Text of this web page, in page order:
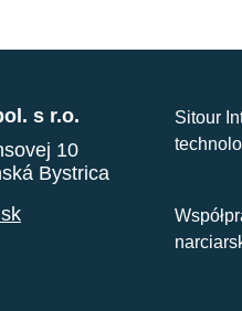
s r.o.
10
Bystrica
Sitour